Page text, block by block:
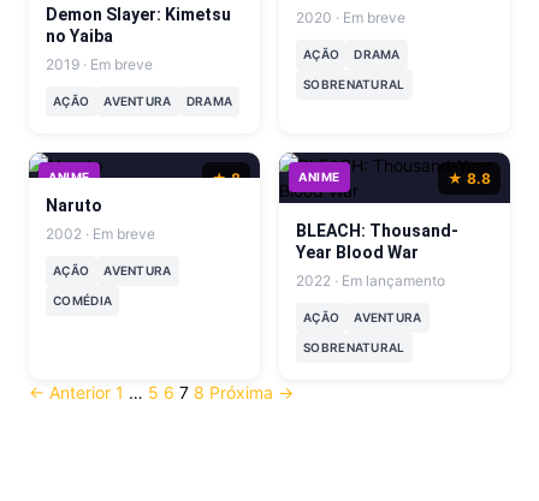
Demon Slayer: Kimetsu
no Yaiba
2019 · Em breve
AÇÃO AVENTURA DRAMA
2020 · Em breve
AÇÃO DRAMA
SOBRENATURAL
★ 8
ANIME
Naruto
2002 · Em breve
AÇÃO AVENTURA
COMÉDIA
★ 8.8
ANIME
BLEACH: Thousand-
Year Blood War
2022 · Em lançamento
AÇÃO AVENTURA
SOBRENATURAL
← Anterior 1 … 5 6 7 8 Próxima →